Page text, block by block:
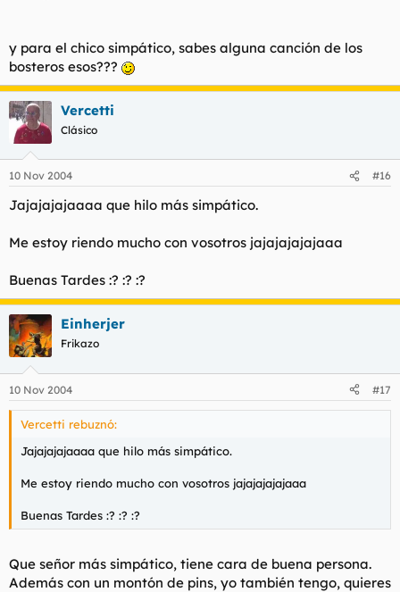
y para el chico simpático, sabes alguna canción de los
bosteros esos???
Vercetti
Clásico
10 Nov 2004 #16
Jajajajajaaaa que hilo más simpático.
Me estoy riendo mucho con vosotros jajajajajajaaa
Buenas Tardes :? :? :?
Einherjer
Frikazo
10 Nov 2004 #17
Vercetti rebuznó:
Jajajajajaaaa que hilo más simpático.
Me estoy riendo mucho con vosotros jajajajajajaaa
Buenas Tardes :? :? :?
Que señor más simpático, tiene cara de buena persona.
Además con un montón de pins, yo también tengo, quieres